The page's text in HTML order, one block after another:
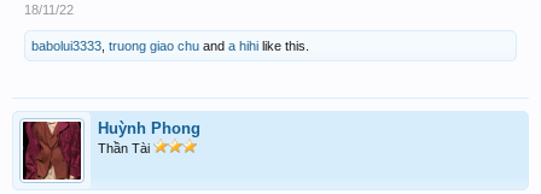
18/11/22
babolui3333 truong giao chu and a hihi like this.
Huỳnh Phong
Thần Tài